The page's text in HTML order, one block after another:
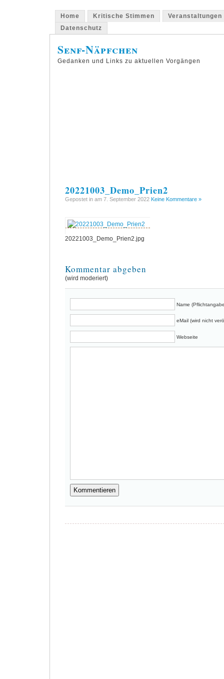
Home Kritische Stimmen
Veranstaltungen
Datenschutz
Senf-Näpfchen
Gedanken und Links zu aktuellen Vorgängen
20221003_Demo_Prien2
Gepostet in am 7. September 2022 Keine Kommentare »
20221003_Demo_Prien2.jpg
Kommentar abgeben
(wird moderiert)
Name
eMail (wird nicht
Webseite